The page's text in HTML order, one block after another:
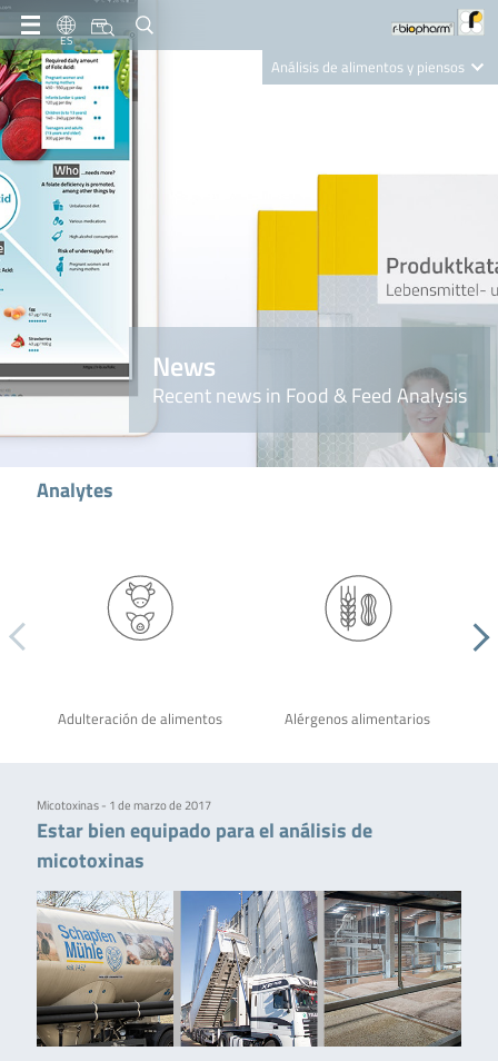
ES
Análisis de alimentos y piensos
Nutrition Care
News
Recent news in Food & Feed Analysis
Analytes
Adulteración de alimentos Alérgenos alimentarios
Micotoxinas - 1 de marzo de 2017
Estar bien equipado para el análisis de
micotoxinas